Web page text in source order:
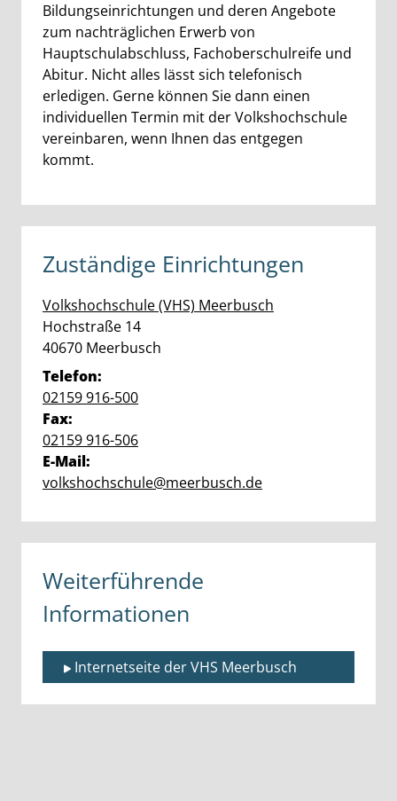
Bildungseinrichtungen und deren Angebote
zum nachträglichen Erwerb von
Hauptschulabschluss, Fachoberschulreife und
Abitur. Nicht alles lässt sich telefonisch
erledigen. Gerne können Sie dann einen
individuellen Termin mit der Volkshochschule
vereinbaren, wenn Ihnen das entgegen
kommt.
Zuständige Einrichtungen
Volkshochschule (VHS) Meerbusch
Straße:
Hochstraße Hausnummer:
14
PLZ:
40670 Ort:
Meerbusch
Telefon:
02159 916-500
Fax:
02159 916-506
E-Mail:
volkshochschule@meerbusch.de
Weiterführende
Informationen
Internetseite der VHS Meerbusch